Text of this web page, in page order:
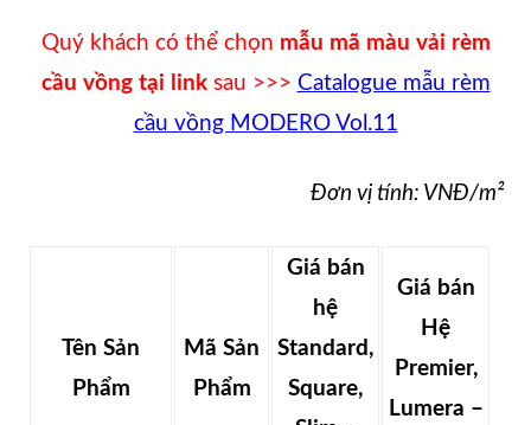
Quý khách có thể chọn mẫu mã màu vải rèm
cầu vồng tại linksau >>> Catalogue mẫu rèm
cầu vồng MODERO Vol.11
Đơn vị tính: VNĐ/m²
Tên Sản
Phẩm
Mã Sản
Phẩm
Giá bán
hệ
Standard,
Square,
Giá bán
Hệ
Premier,
Lumera –